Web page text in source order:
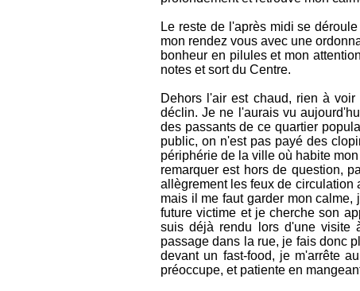
Le reste de l'après midi se
mon rendez vous avec une
bonheur en pilules et mon
notes et sort du Centre.
Dehors l'air est chaud, rien à
déclin. Je ne l'aurais vu
des passants de ce quartier
public, on n'est pas payé des
périphérie de la ville où habite
remarquer est hors de question,
allègrement les feux de circulation
mais il me faut garder mon
future victime et je cherche son
suis déjà rendu lors d'une visite
passage dans la rue, je fais donc
devant un fast-food, je m'arrête
préoccupe, et patiente en